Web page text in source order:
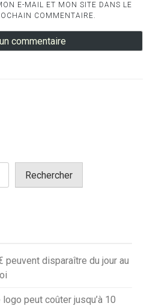
E-MAIL ET MON SITE DANS LE
COMMENTAIRE.
Rechercher
peuvent disparaître du jour au
peut coûter jusqu’à 10